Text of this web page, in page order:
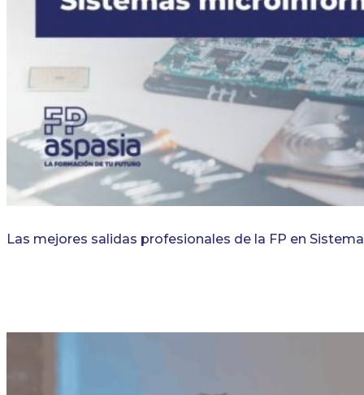
Las mejores salidas profesionales de la FP en